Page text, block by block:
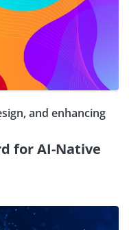
and enhancing
for AI-Native